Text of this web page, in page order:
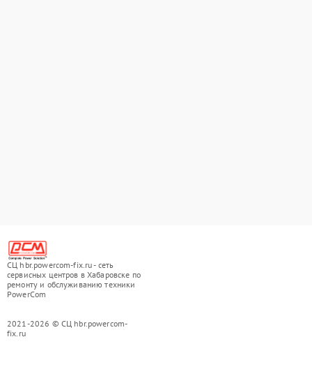
СЦ hbr.powercom-fix.ru - сеть
сервисных центров в Хабаровске по
ремонту и обслуживанию техники
PowerCom
2021-2026 © СЦ hbr.powercom-
fix.ru